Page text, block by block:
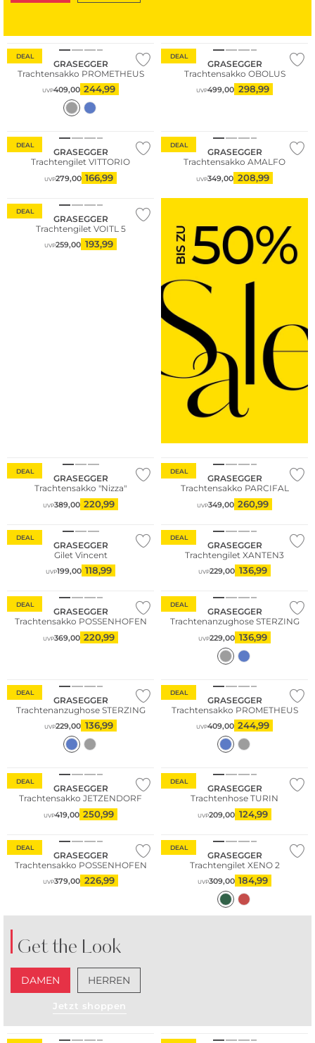
DEAL
GRASEGGER
Trachtensakko PROMETHEUS
UVP409,00 244,99
DEAL
GRASEGGER
Trachtensakko OBOLUS
UVP499,00 298,99
DEAL
GRASEGGER
Trachtengilet VITTORIO
UVP279,00 166,99
DEAL
GRASEGGER
Trachtensakko AMALFO
UVP349,00 208,99
DEAL
GRASEGGER
Trachtengilet VOITL 5
UVP259,00 193,99
DEAL
GRASEGGER
Trachtensakko "Nizza"
UVP389,00 220,99
DEAL
GRASEGGER
Trachtensakko PARCIFAL
UVP349,00 260,99
DEAL
GRASEGGER
Gilet Vincent
UVP199,00 118,99
DEAL
GRASEGGER
Trachtengilet XANTEN3
UVP229,00 136,99
DEAL
GRASEGGER
Trachtensakko POSSENHOFEN
UVP369,00 220,99
DEAL
GRASEGGER
Trachtenanzughose STERZING
UVP229,00 136,99
DEAL
GRASEGGER
Trachtenanzughose STERZING
UVP229,00 136,99
DEAL
GRASEGGER
Trachtensakko PROMETHEUS
UVP409,00 244,99
DEAL
GRASEGGER
Trachtensakko JETZENDORF
UVP419,00 250,99
DEAL
GRASEGGER
Trachtenhose TURIN
UVP209,00 124,99
DEAL
GRASEGGER
Trachtensakko POSSENHOFEN
UVP379,00 226,99
DEAL
GRASEGGER
Trachtengilet XENO 2
UVP309,00 184,99
Get the Look
DAMEN HERREN
Jetzt shoppen